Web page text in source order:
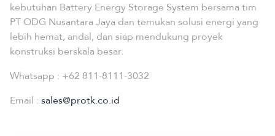
kebutuhan Battery Energy Storage System bersama tim
PT ODG Nusantara Jaya dan temukan solusi energi yang
lebih hemat, andal, dan siap mendukung proyek
konstruksi berskala besar.
Whatsapp : +62 811-8111-3032
Email : sales@protk.co.id